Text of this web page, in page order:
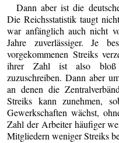
Dann aber ist die
Die Reichsstatistik taugt
war anfänglich auch nicht
Jahre zuverlässiger. Je
vorgekommenen Streiks
ihrer Zahl ist also bloß
zuzuschreiben. Dann aber
an denen die
Streiks kann zunehmen,
Gewerkschaften wächst,
Zahl der Arbeiter häufiger
Mitgliedern weniger Streiks